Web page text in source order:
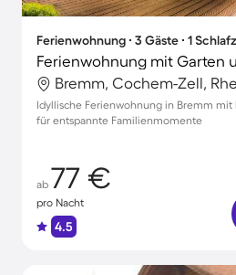
Ferienwohnung ∙ 3 Gäste ∙ 1
Ferienwohnung mit Garten
Bremm, Cochem-Zell,
Idyllische Ferienwohnung in Bremm
für entspannte Familienmomente
ab 77 €
pro Nacht
4.5